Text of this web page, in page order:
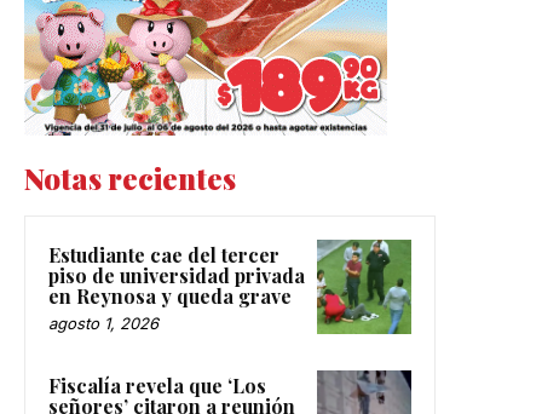
Notas recientes
Estudiante cae del tercer
piso de universidad privada
en Reynosa y queda grave
agosto 1, 2026
Fiscalía revela que ‘Los
señores’ citaron a reunión